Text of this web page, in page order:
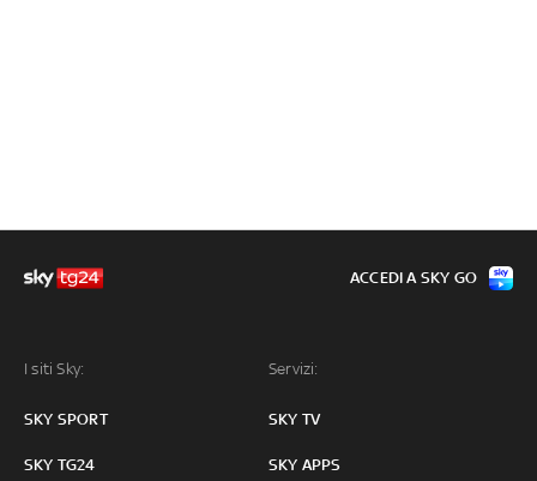
I siti Sky:
SKY SPORT
SKY TG24
Servizi:
SKY TV
SKY APPS
ACCEDI A SKY GO